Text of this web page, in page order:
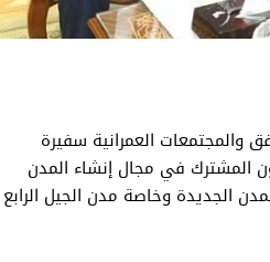
والمجتمعات العمرانية سفيرة
المشترك في مجال إنشاء المدن
الجديدة وخاصة مدن الجيل الرابع